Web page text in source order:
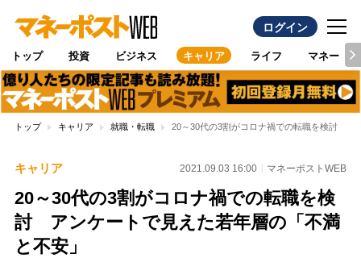
ログイン
トップ 投資 ビジネス キャリア ライフ マネー
トップ キャリア 就職・転職 20～30代の3割がコロナ禍での転職を検討 ア
キャリア 2021.09.03 16:00 マネーポストWEB
20～30代の3割がコロナ禍での転職を検
討 アンケートで見えた若年層の「不満
と不安」